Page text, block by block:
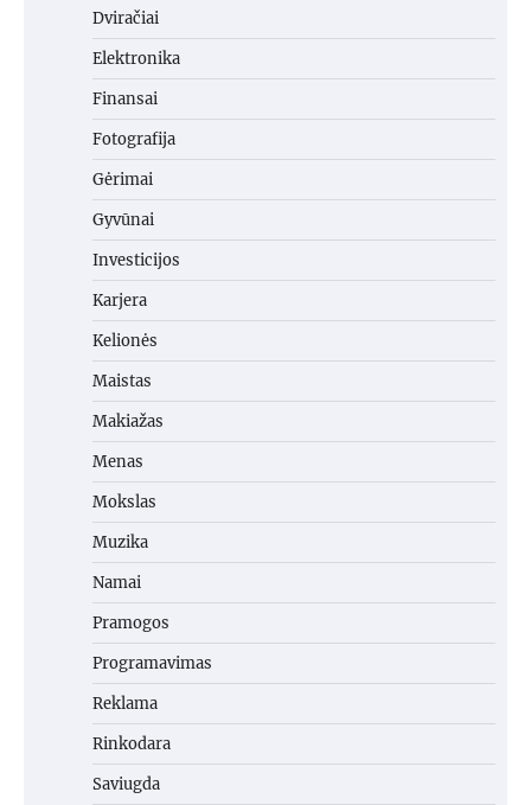
Dviračiai
Elektronika
Finansai
Fotografija
Gėrimai
Gyvūnai
Investicijos
Karjera
Kelionės
Maistas
Makiažas
Menas
Mokslas
Muzika
Namai
Pramogos
Programavimas
Reklama
Rinkodara
Saviugda